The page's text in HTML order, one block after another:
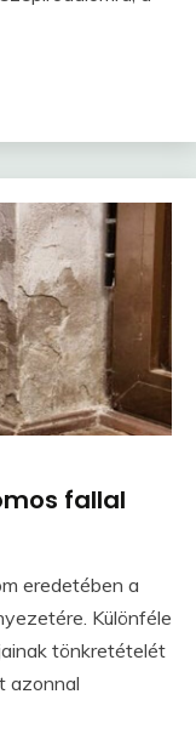
fallal
eredetében a
Különféle
tönkretételét
azonnal